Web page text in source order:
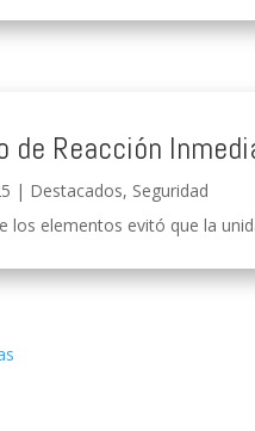
de Reacción
| Destacados, Seguridad
los elementos evitó que la